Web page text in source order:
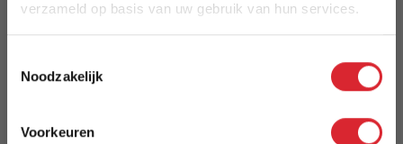
verzameld op basis van uw gebruik van hun services.
Noodzakelijk
Voorkeuren
8720239817553
€ 124,94
Levertijd